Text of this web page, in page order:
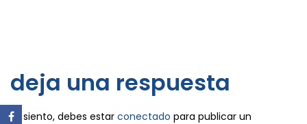
deja una respuesta
Lo siento, debes estar conectado para publicar un